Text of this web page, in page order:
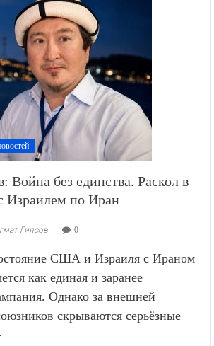
Война без единства. Раскол в
по Иран
Гиясов 0
США и Израиля с Ираном
как единая и заранее
Однако за внешней
скрываются серьёзные